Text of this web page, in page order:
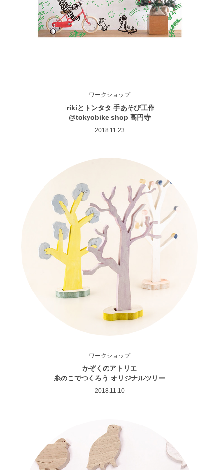
ワークショップ
irikiとトンタタ 手あそび工作
@tokyobike shop 高円寺
2018.11.23
ワークショップ
かぞくのアトリエ
糸のこでつくろう オリジナルツリー
2018.11.10